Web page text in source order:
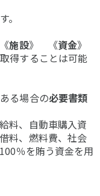
。
施設》 《資金》
得することは可能
る場合の必要書類
料、自動車購入資
料、燃料費、社会
％を賄う資金を用